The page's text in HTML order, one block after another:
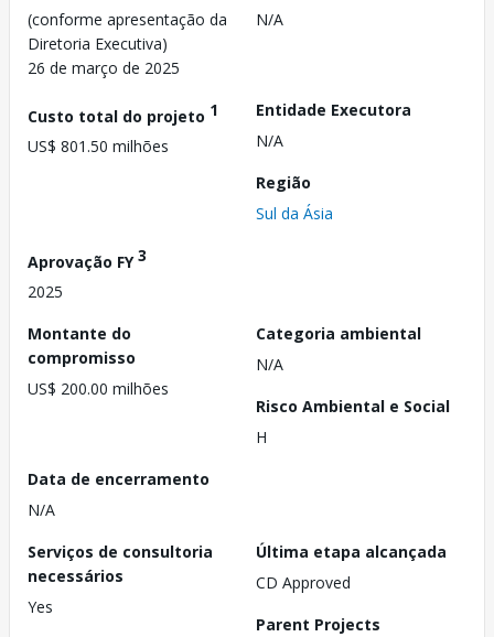
(conforme apresentação da
Diretoria Executiva)
26 de março de 2025
N/A
Custo total do projeto 1
US$ 801.50 milhões
Entidade Executora
N/A
Região
Sul da Ásia
Aprovação FY3
2025
Montante do
compromisso
US$ 200.00 milhões
Categoria ambiental
N/A
Risco Ambiental e Social
H
Data de encerramento
N/A
Serviços de consultoria
necessários
Yes
Última etapa alcançada
CD Approved
Parent Projects